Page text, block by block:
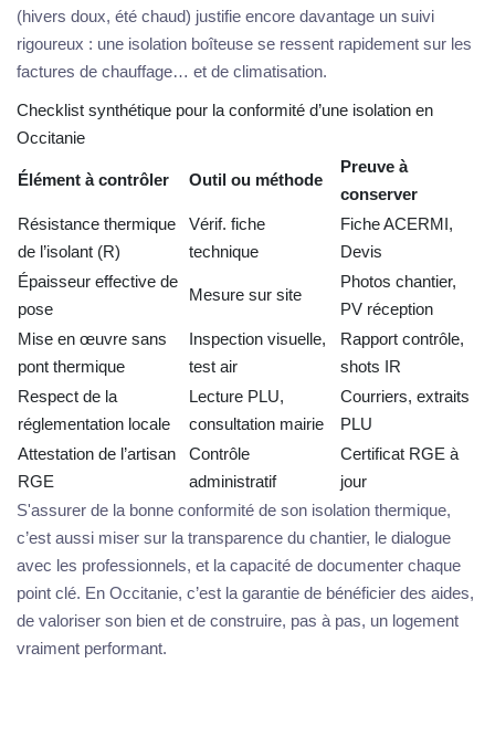
(hivers doux, été chaud) justifie encore davantage un suivi
rigoureux : une isolation boîteuse se ressent rapidement sur les
factures de chauffage… et de climatisation.
Checklist synthétique pour la conformité d’une isolation en
Occitanie
Élément à contrôler Outil ou méthode
Preuve à
conserver
Résistance thermique
de l’isolant (R)
Vérif. fiche
technique
Fiche ACERMI,
Devis
Épaisseur effective de
pose
Mesure sur site
Photos chantier,
PV réception
Mise en œuvre sans
pont thermique
Inspection visuelle,
test air
Rapport contrôle,
shots IR
Respect de la
réglementation locale
Lecture PLU,
consultation mairie
Courriers, extraits
PLU
Attestation de l’artisan
RGE
Contrôle
administratif
Certificat RGE à
jour
S'assurer de la bonne conformité de son isolation thermique,
c’est aussi miser sur la transparence du chantier, le dialogue
avec les professionnels, et la capacité de documenter chaque
point clé. En Occitanie, c’est la garantie de bénéficier des aides,
de valoriser son bien et de construire, pas à pas, un logement
vraiment performant.